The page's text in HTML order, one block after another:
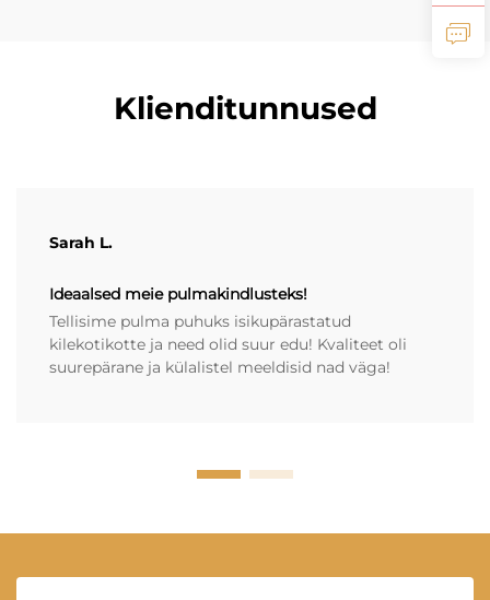
Klienditunnused
Sarah L.
Ideaalsed meie pulmakindlusteks!
Tellisime pulma puhuks isikupärastatud
kilekotikotte ja need olid suur edu! Kvaliteet oli
suurepärane ja külalistel meeldisid nad väga!